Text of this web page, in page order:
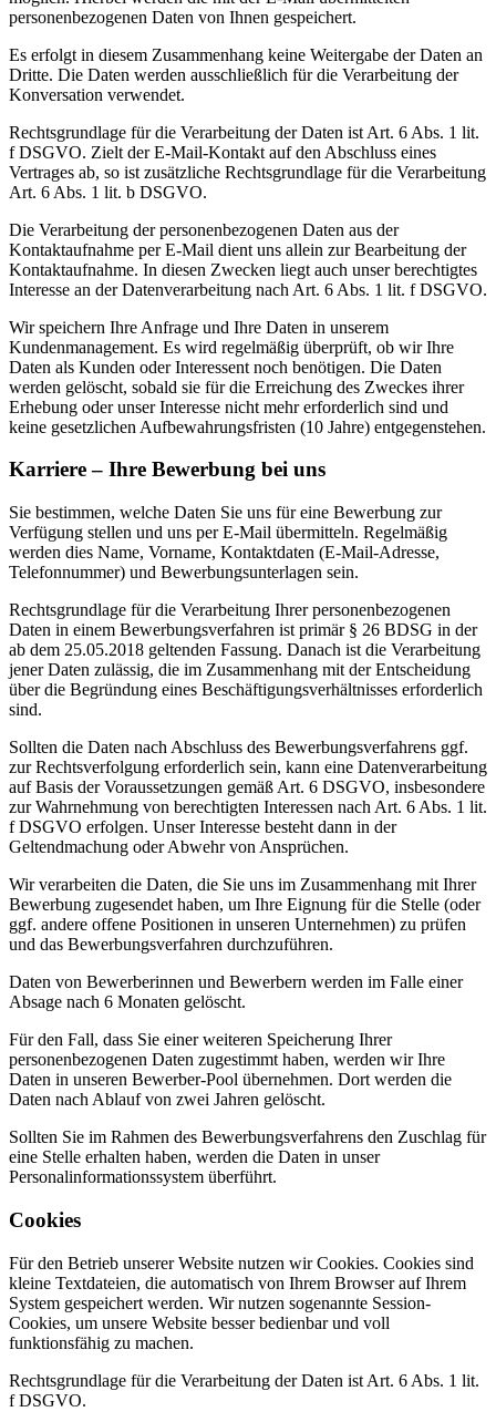
personenbezogenen Daten von Ihnen gespeichert.
Es erfolgt in diesem Zusammenhang keine Weitergabe der Daten an
Dritte. Die Daten werden ausschließlich für die Verarbeitung der
Konversation verwendet.
Rechtsgrundlage für die Verarbeitung der Daten ist Art. 6 Abs. 1 lit.
f DSGVO. Zielt der E-Mail-Kontakt auf den Abschluss eines
Vertrages ab, so ist zusätzliche Rechtsgrundlage für die Verarbeitung
Art. 6 Abs. 1 lit. b DSGVO.
Die Verarbeitung der personenbezogenen Daten aus der
Kontaktaufnahme per E-Mail dient uns allein zur Bearbeitung der
Kontaktaufnahme. In diesen Zwecken liegt auch unser berechtigtes
Interesse an der Datenverarbeitung nach Art. 6 Abs. 1 lit. f DSGVO.
Wir speichern Ihre Anfrage und Ihre Daten in unserem
Kundenmanagement. Es wird regelmäßig überprüft, ob wir Ihre
Daten als Kunden oder Interessent noch benötigen. Die Daten
werden gelöscht, sobald sie für die Erreichung des Zweckes ihrer
Erhebung oder unser Interesse nicht mehr erforderlich sind und
keine gesetzlichen Aufbewahrungsfristen (10 Jahre) entgegenstehen.
Karriere – Ihre Bewerbung bei uns
Sie bestimmen, welche Daten Sie uns für eine Bewerbung zur
Verfügung stellen und uns per E-Mail übermitteln. Regelmäßig
werden dies Name, Vorname, Kontaktdaten (E-Mail-Adresse,
Telefonnummer) und Bewerbungsunterlagen sein.
Rechtsgrundlage für die Verarbeitung Ihrer personenbezogenen
Daten in einem Bewerbungsverfahren ist primär § 26 BDSG in der
ab dem 25.05.2018 geltenden Fassung. Danach ist die Verarbeitung
jener Daten zulässig, die im Zusammenhang mit der Entscheidung
über die Begründung eines Beschäftigungsverhältnisses erforderlich
sind.
Sollten die Daten nach Abschluss des Bewerbungsverfahrens ggf.
zur Rechtsverfolgung erforderlich sein, kann eine Datenverarbeitung
auf Basis der Voraussetzungen gemäß Art. 6 DSGVO, insbesondere
zur Wahrnehmung von berechtigten Interessen nach Art. 6 Abs. 1 lit.
f DSGVO erfolgen. Unser Interesse besteht dann in der
Geltendmachung oder Abwehr von Ansprüchen.
Wir verarbeiten die Daten, die Sie uns im Zusammenhang mit Ihrer
Bewerbung zugesendet haben, um Ihre Eignung für die Stelle (oder
ggf. andere offene Positionen in unseren Unternehmen) zu prüfen
und das Bewerbungsverfahren durchzuführen.
Daten von Bewerberinnen und Bewerbern werden im Falle einer
Absage nach 6 Monaten gelöscht.
Für den Fall, dass Sie einer weiteren Speicherung Ihrer
personenbezogenen Daten zugestimmt haben, werden wir Ihre
Daten in unseren Bewerber-Pool übernehmen. Dort werden die
Daten nach Ablauf von zwei Jahren gelöscht.
Sollten Sie im Rahmen des Bewerbungsverfahrens den Zuschlag für
eine Stelle erhalten haben, werden die Daten in unser
Personalinformationssystem überführt.
Cookies
Für den Betrieb unserer Website nutzen wir Cookies. Cookies sind
kleine Textdateien, die automatisch von Ihrem Browser auf Ihrem
System gespeichert werden. Wir nutzen sogenannte Session-
Cookies, um unsere Website besser bedienbar und voll
funktionsfähig zu machen.
Rechtsgrundlage für die Verarbeitung der Daten ist Art. 6 Abs. 1 lit.
f DSGVO.